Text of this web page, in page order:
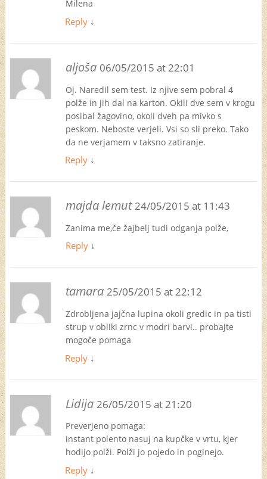
Milena
Reply ↓
aljoša 06/05/2015 at 22:01
Oj. Naredil sem test. Iz njive sem pobral 4
polže in jih dal na karton. Okili dve sem v krogu
posibal žagovino, okoli dveh pa mivko s
peskom. Neboste verjeli. Vsi so sli preko. Tako
da ne verjamem v taksno zatiranje.
Reply ↓
majda lemut24/05/2015 at 11:43
Zanima me,če žajbelj tudi odganja polže,
Reply ↓
tamara25/05/2015 at 22:12
Zdrobljena jajčna lupina okoli gredic in pa tisti
strup v obliki zrnc v modri barvi.. probajte
mogoče pomaga
Reply ↓
Lidija26/05/2015 at 21:20
Preverjeno pomaga:
instant polento nasuj na kupčke v vrtu, kjer
hodijo polži. Polži jo pojedo in poginejo.
Reply ↓